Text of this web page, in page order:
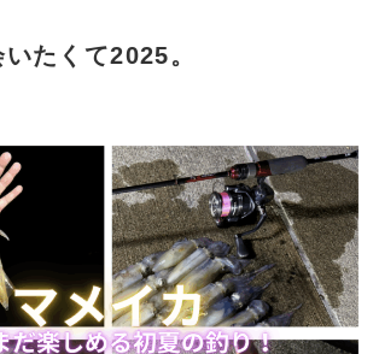
たくて2025。